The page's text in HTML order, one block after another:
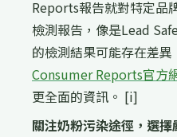
Reports報告就對特定品
檢測報告，像是Lead
的檢測結果可能存在差
Consumer Reports官方
更全面的資訊。 [i]
關注奶粉污染途徑，選擇